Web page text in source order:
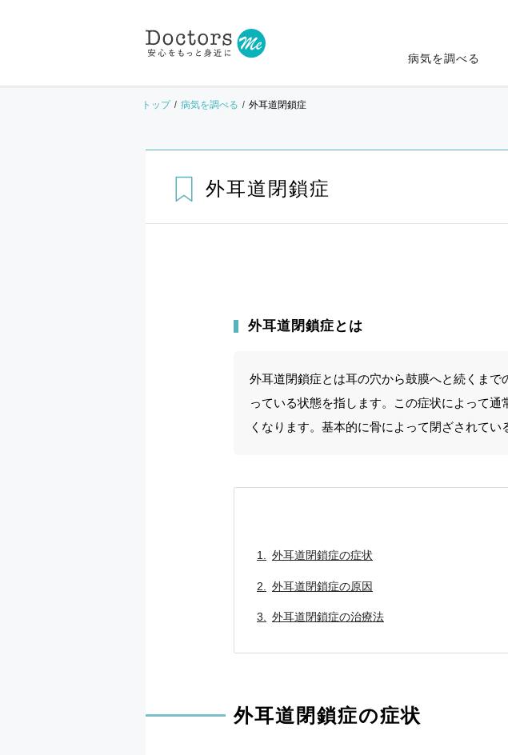
病気を調べる
トップ 病気を調べる 外耳道閉鎖症
外耳道閉鎖症
外耳道閉鎖症とは
外耳道閉鎖症とは耳の穴から鼓膜へと続くま
っている状態を指します。この症状によって
くなります。基本的に骨によって閉ざされて
外耳道閉鎖症の症状
外耳道閉鎖症の原因
外耳道閉鎖症の治療法
外耳道閉鎖症の症状